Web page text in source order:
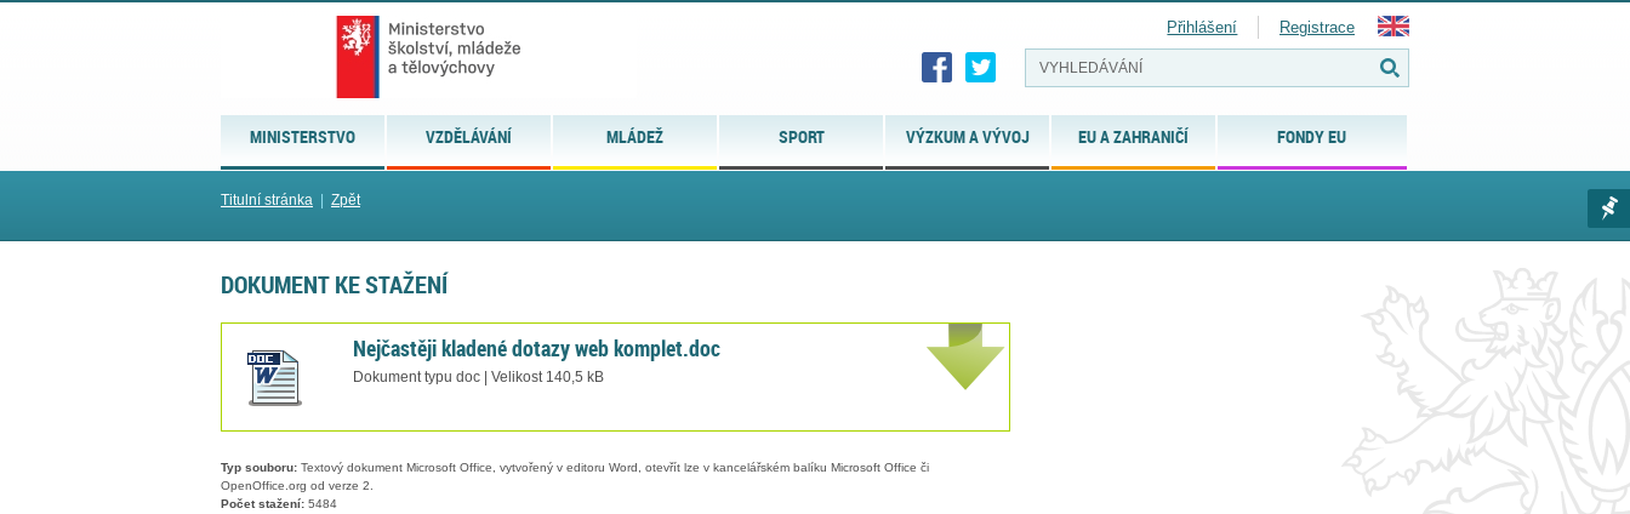
MINISTERSTVO VZDĚLÁVÁNÍ MLÁDEŽ SPORT VÝZKUM A VÝVOJ EU A ZAHRANIČÍ FONDY EU
Přihlášení Registrace
Titulní stránka Zpět
DOKUMENT KE STAŽENÍ
Nejčastěji kladené dotazy web komplet.doc
Dokument typu doc | Velikost 140,5 kB
Typ souboru: Textový dokument Microsoft Office, vytvořený v editoru Word, otevřít lze v kancelářském balíku Microsoft Office či
OpenOffice.org od verze 2.
Počet stažení: 5484